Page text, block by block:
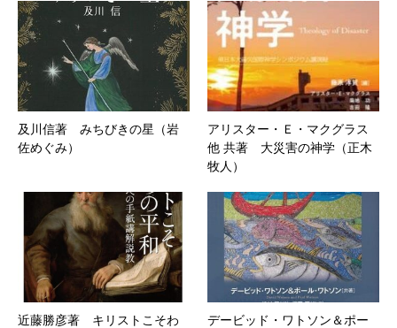
及川信著 みちびきの星（岩
佐めぐみ）
アリスター・Ｅ・マクグラス
他 共著 大災害の神学（正木
牧人）
近藤勝彦著 キリストこそわ
デービッド・ワトソン＆ポー